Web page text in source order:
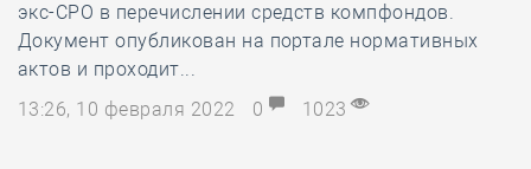
экс-СРО в перечислении средств компфондов.
Документ опубликован на портале нормативных
актов и проходит...
13:26, 10 февраля 2022
0 1023